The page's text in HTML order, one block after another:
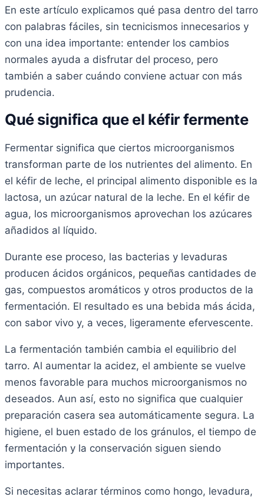
En este artículo explicamos qué pasa dentro del tarro
con palabras fáciles, sin tecnicismos innecesarios y
con una idea importante: entender los cambios
normales ayuda a disfrutar del proceso, pero
también a saber cuándo conviene actuar con más
prudencia.
Qué significa que el kéfir fermente
Fermentar significa que ciertos microorganismos
transforman parte de los nutrientes del alimento. En
el kéfir de leche, el principal alimento disponible es la
lactosa, un azúcar natural de la leche. En el kéfir de
agua, los microorganismos aprovechan los azúcares
añadidos al líquido.
Durante ese proceso, las bacterias y levaduras
producen ácidos orgánicos, pequeñas cantidades de
gas, compuestos aromáticos y otros productos de la
fermentación. El resultado es una bebida más ácida,
con sabor vivo y, a veces, ligeramente efervescente.
La fermentación también cambia el equilibrio del
tarro. Al aumentar la acidez, el ambiente se vuelve
menos favorable para muchos microorganismos no
deseados. Aun así, esto no significa que cualquier
preparación casera sea automáticamente segura. La
higiene, el buen estado de los gránulos, el tiempo de
fermentación y la conservación siguen siendo
importantes.
Si necesitas aclarar términos como hongo, levadura,